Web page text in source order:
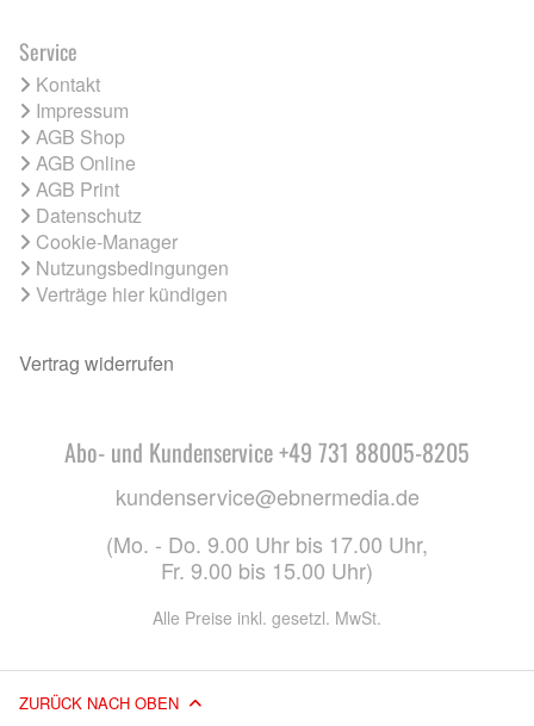
Service
Kontakt
Impressum
AGB Shop
AGB Online
AGB Print
Datenschutz
Cookie-Manager
Nutzungsbedingungen
Verträge hier kündigen
Vertrag widerrufen
Abo- und Kundenservice +49 731 88005-8205
kundenservice@ebnermedia.de
(Mo. - Do. 9.00 Uhr bis 17.00 Uhr,
Fr. 9.00 bis 15.00 Uhr)
Alle Preise inkl. gesetzl. MwSt.
ZURÜCK NACH OBEN